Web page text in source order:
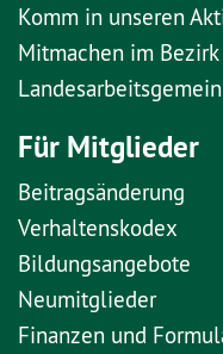
Komm in unseren
Mitmachen im Bezirk
Für Mitglieder
Beitragsänderung
Verhaltenskodex
Bildungsangebote
Neumitglieder
Finanzen und